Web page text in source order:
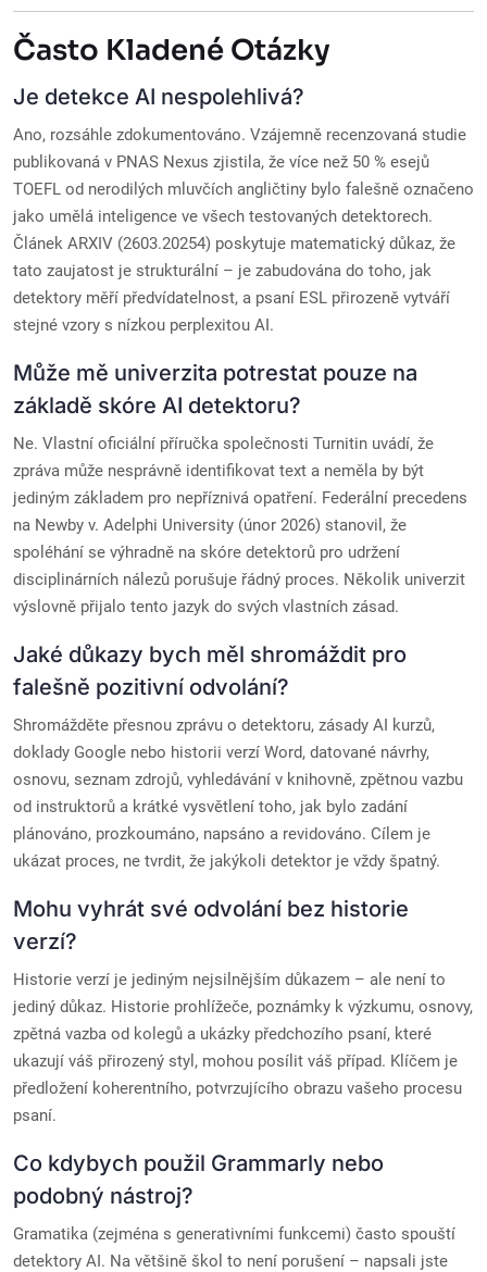
Často Kladené Otázky
Je detekce AI nespolehlivá?
Ano, rozsáhle zdokumentováno. Vzájemně recenzovaná studie
publikovaná v PNAS Nexus zjistila, že více než 50 % esejů
TOEFL od nerodilých mluvčích angličtiny bylo falešně označeno
jako umělá inteligence ve všech testovaných detektorech.
Článek ARXIV (2603.20254) poskytuje matematický důkaz, že
tato zaujatost je strukturální – je zabudována do toho, jak
detektory měří předvídatelnost, a psaní ESL přirozeně vytváří
stejné vzory s nízkou perplexitou AI.
Může mě univerzita potrestat pouze na
základě skóre AI detektoru?
Ne. Vlastní oficiální příručka společnosti Turnitin uvádí, že
zpráva může nesprávně identifikovat text a neměla by být
jediným základem pro nepříznivá opatření. Federální precedens
na Newby v. Adelphi University (únor 2026) stanovil, že
spoléhání se výhradně na skóre detektorů pro udržení
disciplinárních nálezů porušuje řádný proces. Několik univerzit
výslovně přijalo tento jazyk do svých vlastních zásad.
Jaké důkazy bych měl shromáždit pro
falešně pozitivní odvolání?
Shromážděte přesnou zprávu o detektoru, zásady AI kurzů,
doklady Google nebo historii verzí Word, datované návrhy,
osnovu, seznam zdrojů, vyhledávání v knihovně, zpětnou vazbu
od instruktorů a krátké vysvětlení toho, jak bylo zadání
plánováno, prozkoumáno, napsáno a revidováno. Cílem je
ukázat proces, ne tvrdit, že jakýkoli detektor je vždy špatný.
Mohu vyhrát své odvolání bez historie
verzí?
Historie verzí je jediným nejsilnějším důkazem – ale není to
jediný důkaz. Historie prohlížeče, poznámky k výzkumu, osnovy,
zpětná vazba od kolegů a ukázky předchozího psaní, které
ukazují váš přirozený styl, mohou posílit váš případ. Klíčem je
předložení koherentního, potvrzujícího obrazu vašeho procesu
psaní.
Co kdybych použil Grammarly nebo
podobný nástroj?
Gramatika (zejména s generativními funkcemi) často spouští
detektory AI. Na většině škol to není porušení – napsali jste